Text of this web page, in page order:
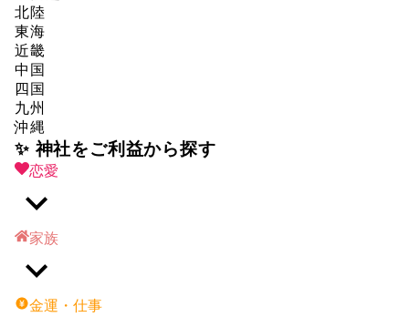
北陸
東海
近畿
中国
四国
九州
沖縄
✨ 神社をご利益から探す
恋愛
家族
金運・仕事